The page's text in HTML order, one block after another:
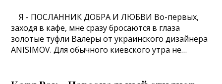
Я - ПОСЛАННИК ДОБРА И ЛЮБВИ Во-первых,
заходя в кафе, мне сразу бросаются в глаза
золотые туфли Валеры от украинского дизайнера
ANISIMOV. Для обычного киевского утра не…